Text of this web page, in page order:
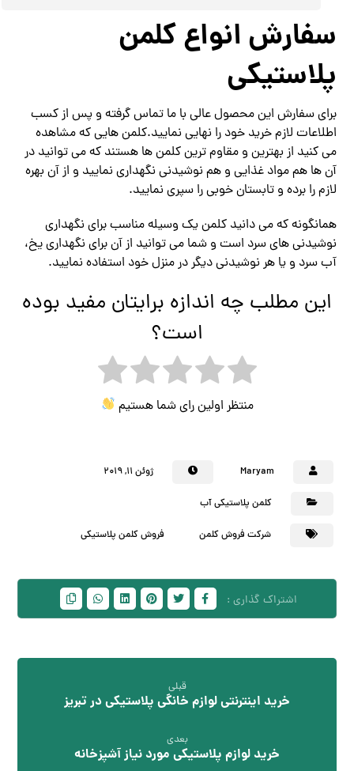
سفارش انواع کلمن
پلاستیکی
برای سفارش این محصول عالی با ما تماس گرفته و پس از کسب
اطلاعات لازم خرید خود را نهایی نمایید.کلمن هایی که مشاهده
می کنید از بهترین و مقاوم ترین کلمن ها هستند که می توانید در
آن ها هم مواد غذایی و هم نوشیدنی نگهداری نمایید و از آن بهره
لازم را برده و تابستان خوبی را سپری نمایید.
همانگونه که می دانید کلمن یک وسیله مناسب برای نگهداری
نوشیدنی های سرد است و شما می توانید از آن برای نگهداری یخ،
آب سرد و یا هر نوشیدنی دیگر در منزل خود استفاده نمایید.
این مطلب چه اندازه برایتان مفید بوده
است؟
منتظر اولین رای شما هستیم
Maryam ژوئن ۱۱, ۲۰۱۹
کلمن پلاستیکی آب
شرکت فروش کلمن فروش کلمن پلاستیکی
قبلی
خرید اینترنتی لوازم خانگی پلاستیکی در تبریز
بعدی
خرید لوازم پلاستیکی مورد نیاز آشپزخانه